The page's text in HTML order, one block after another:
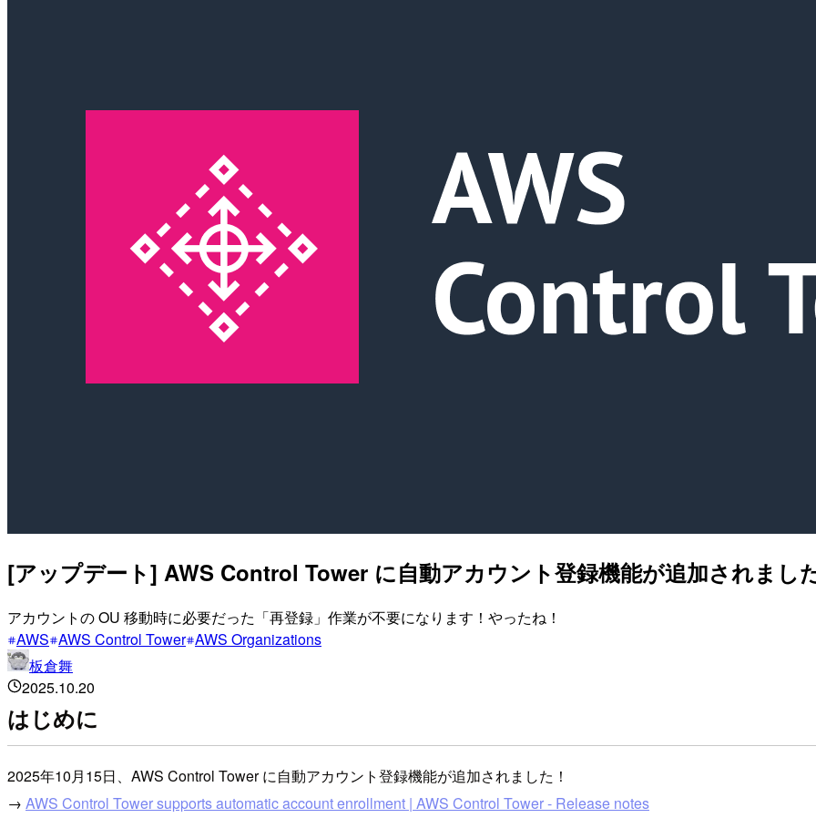
[アップデート] AWS Control Tower に自動アカウント登録機能が追加されまし
アカウントの OU 移動時に必要だった「再登録」作業が不要になります！やったね！
AWS AWS Control Tower AWS Organizations
板倉舞
2025.10.20
はじめに
2025年10月15日、AWS Control Tower に自動アカウント登録機能が追加されました！
→ AWS Control Tower supports automatic account enrollment | AWS Control Tower - Release notes